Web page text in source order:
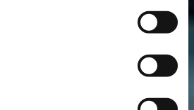
zur Verarbeitung Ihrer Daten
Sie ist freiwillig, für die
durch Anklicken der
Weitere